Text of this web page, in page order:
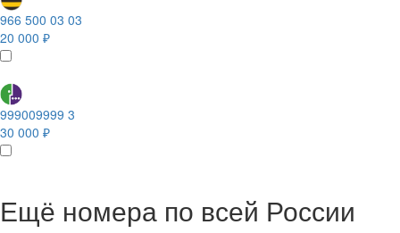
966 500 03 03
20 000 ₽
999009999 3
30 000 ₽
Ещё номера по всей России